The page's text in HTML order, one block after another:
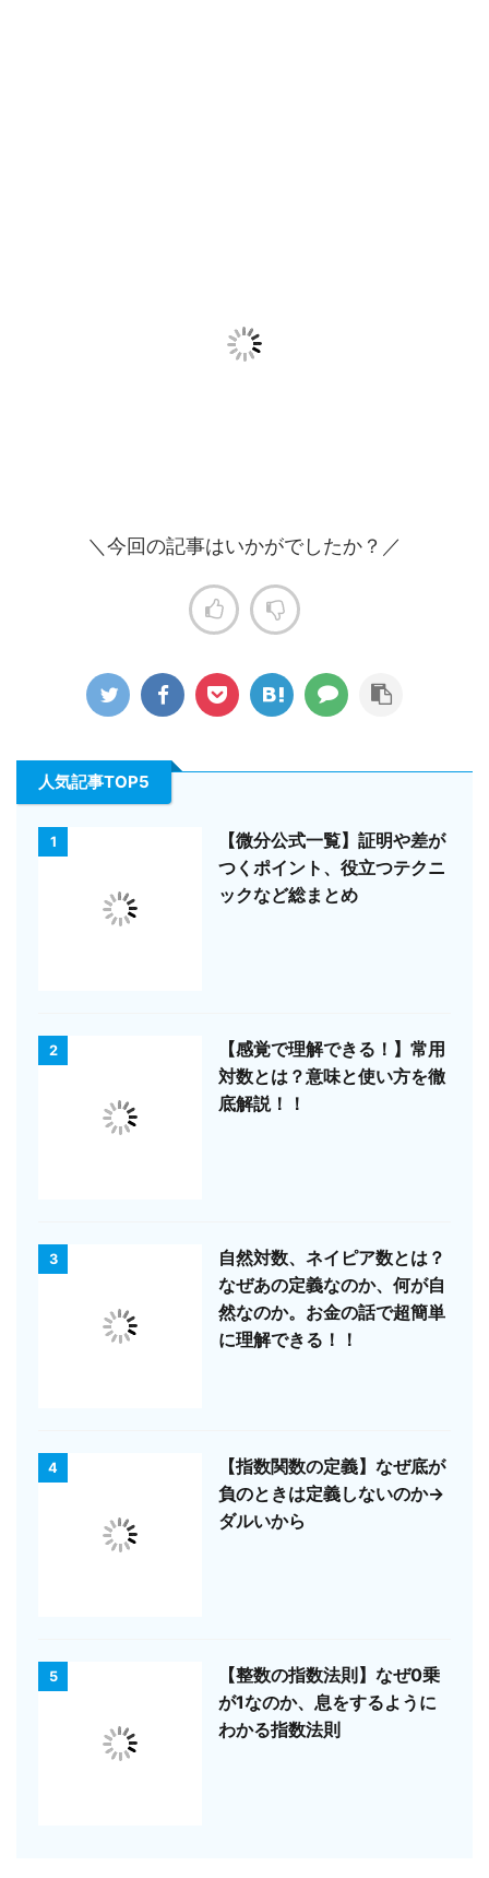
＼今回の記事はいかがでしたか？／
人気記事TOP5
1
【微分公式一覧】証明や差が
つくポイント、役立つテクニ
ックなど総まとめ
2
【感覚で理解できる！】常用
対数とは？意味と使い方を徹
底解説！！
3
自然対数、ネイピア数とは？
なぜあの定義なのか、何が自
然なのか。お金の話で超簡単
に理解できる！！
4
【指数関数の定義】なぜ底が
負のときは定義しないのか→
ダルいから
5
【整数の指数法則】なぜ0乗
が1なのか、息をするように
わかる指数法則